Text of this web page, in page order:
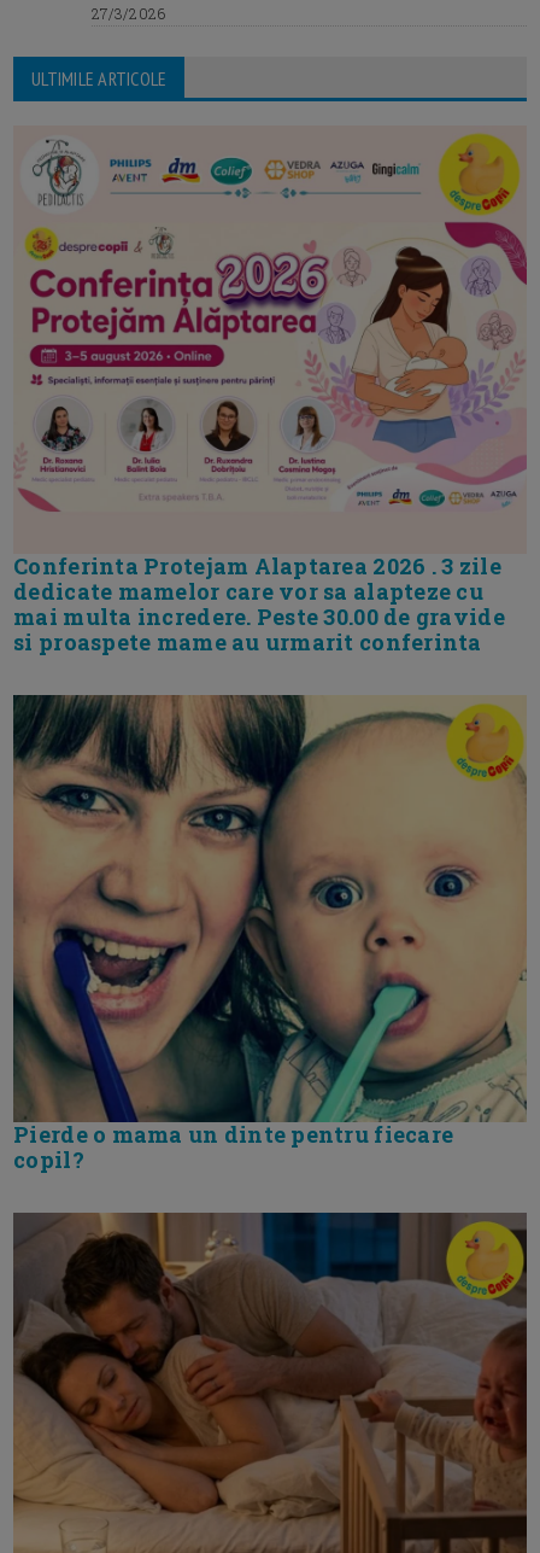
27/3/2026
ULTIMILE ARTICOLE
Conferinta Protejam Alaptarea 2026 . 3 zile
dedicate mamelor care vor sa alapteze cu
mai multa incredere. Peste 30.00 de gravide
si proaspete mame au urmarit conferinta
Pierde o mama un dinte pentru fiecare
copil?